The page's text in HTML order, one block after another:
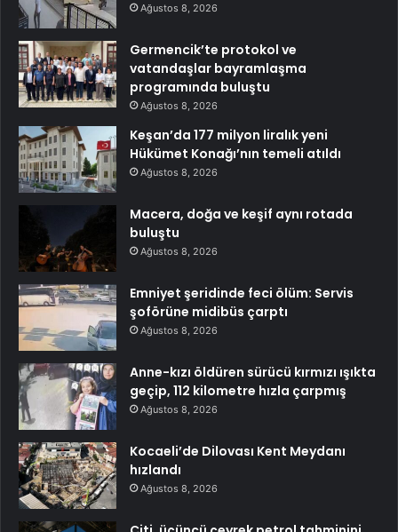
Ağustos 8, 2026
Germencik’te protokol ve
vatandaşlar bayramlaşma
programında buluştu
Ağustos 8, 2026
Keşan’da 177 milyon liralık yeni
Hükümet Konağı’nın temeli atıldı
Ağustos 8, 2026
Macera, doğa ve keşif aynı rotada
buluştu
Ağustos 8, 2026
Emniyet şeridinde feci ölüm: Servis
şoförüne midibüs çarptı
Ağustos 8, 2026
Anne-kızı öldüren sürücü kırmızı ışıkta
geçip, 112 kilometre hızla çarpmış
Ağustos 8, 2026
Kocaeli’de Dilovası Kent Meydanı
hızlandı
Ağustos 8, 2026